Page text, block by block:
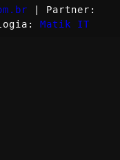
| Partner:
Matik IT